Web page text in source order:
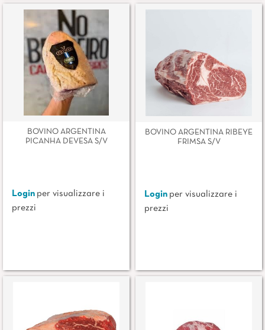
BOVINO ARGENTINA
PICANHA DEVESA S/V
Login per visualizzare i
prezzi
BOVINO ARGENTINA RIBEYE
FRIMSA S/V
Login per visualizzare i
prezzi